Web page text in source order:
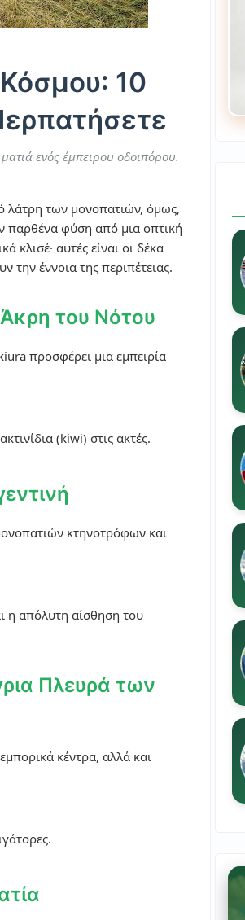
10
ενός έμπειρου οδοιπόρου.
λάτρη των μονοπατιών, όμως,
παρθένα φύση από μια οπτική
κλισέ· αυτές είναι οι δέκα
την έννοια της περιπέτειας.
του Νότου
προσφέρει μια εμπειρία
(kiwi) στις ακτές.
κτηνοτρόφων και
η απόλυτη αίσθηση του
Πλευρά των
κέντρα, αλλά και